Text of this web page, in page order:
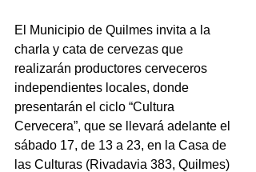
El Municipio de Quilmes invita a la
charla y cata de cervezas que
realizarán productores cerveceros
independientes locales, donde
presentarán el ciclo “Cultura
Cervecera”, que se llevará adelante el
sábado 17, de 13 a 23, en la Casa de
las Culturas (Rivadavia 383, Quilmes)